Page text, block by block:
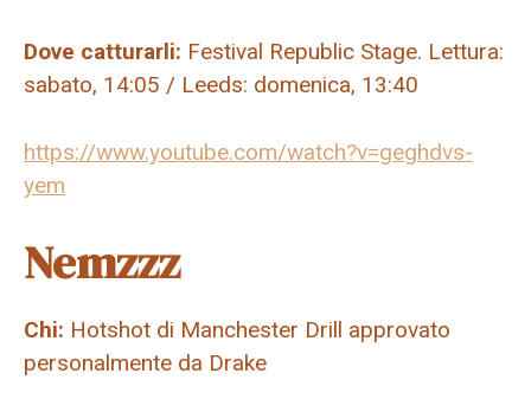
Dove catturarli: Festival Republic Stage. Lettura:
sabato, 14:05 / Leeds: domenica, 13:40
https://www.youtube.com/watch?v=geghdvs-
yem
Nemzzz
Chi: Hotshot di Manchester Drill approvato
personalmente da Drake